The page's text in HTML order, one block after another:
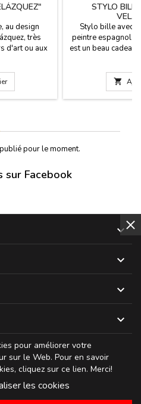
au design
très
d'art ou aux
: 14 cm
STYLO
Stylo bille avec
peintre espagnol
est un beau
qualité et très
Fabriqué en
une fois

pour le moment.
sur Facebook




pour améliorer votre
sur le Web. Pour en savoir
cliquez sur ce lien. Merci!
les cookies